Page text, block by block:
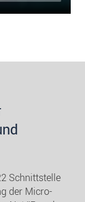
Schnittstelle
der Micro-